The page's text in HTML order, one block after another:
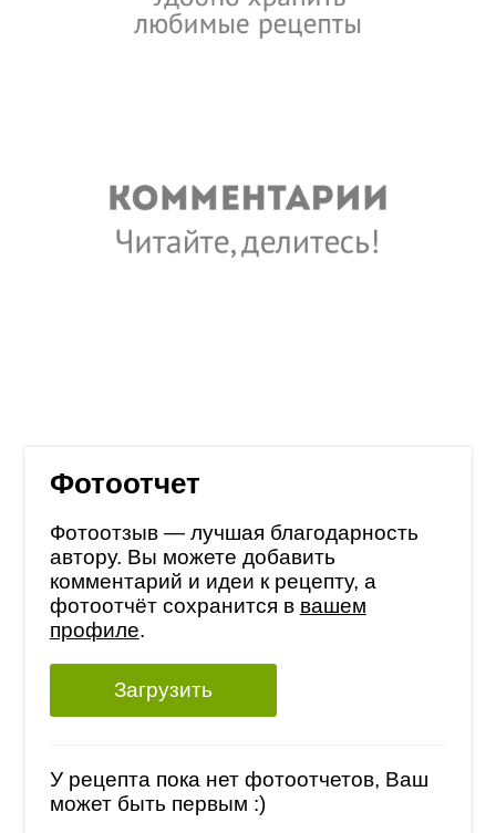
Фотоотчет
Фотоотзыв — лучшая благодарность
автору. Вы можете добавить
комментарий и идеи к рецепту, а
фотоотчёт сохранится в вашем
профиле.
Загрузить
У рецепта пока нет фотоотчетов, Ваш
может быть первым :)